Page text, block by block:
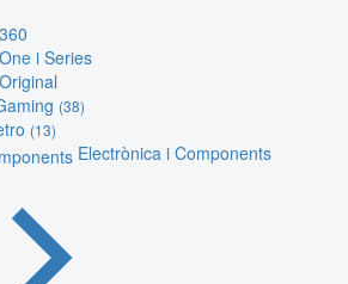
i Series
(38)
(13)
Electrònica i Components